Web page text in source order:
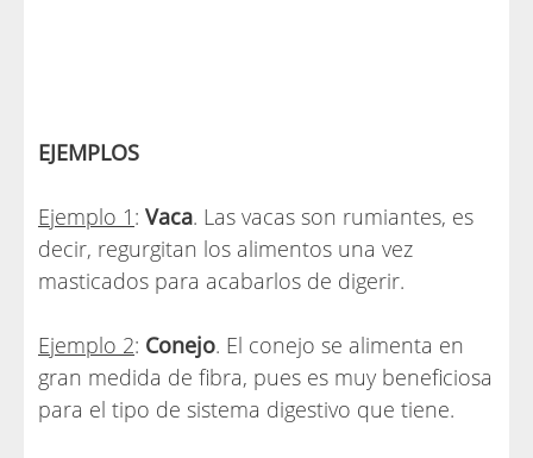
EJEMPLOS
Ejemplo 1 : Vaca. Las vacas son rumiantes, es
decir, regurgitan los alimentos una vez
masticados para acabarlos de digerir.
Ejemplo 2: Conejo. El conejo se alimenta en
gran medida de fibra, pues es muy beneficiosa
para el tipo de sistema digestivo que tiene.